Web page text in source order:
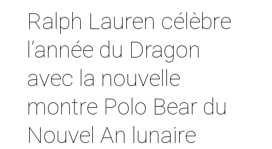
Ralph Lauren célèbre
l’année du Dragon
avec la nouvelle
montre Polo Bear du
Nouvel An lunaire